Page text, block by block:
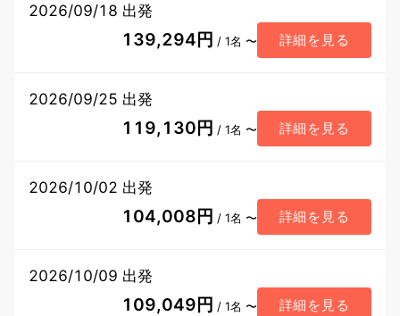
2026/09/18 出発
139,294円 / 1名 〜 詳細を見る
2026/09/25 出発
119,130円 / 1名 〜 詳細を見る
2026/10/02 出発
104,008円 / 1名 〜 詳細を見る
2026/10/09 出発
109,049円 / 1名 〜 詳細を見る